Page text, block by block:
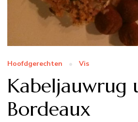
Hoofdgerechten Vis
Kabeljauwrug
Bordeaux